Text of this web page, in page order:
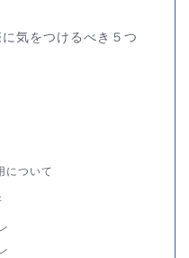
気をつけるべき５つ
について